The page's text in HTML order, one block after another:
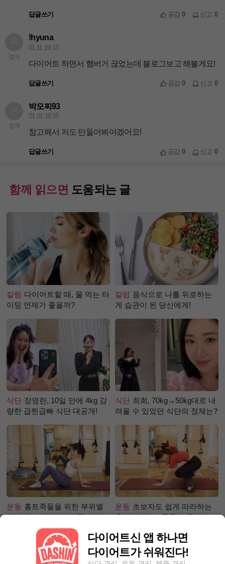
답글쓰기 공감0 신고 0
정석
!hyuna
01.11 19:13
다이어트 하면서 햄버거 끊었는데 블로그보고 해볼게요!
답글쓰기 공감0 신고 0
정석
박모찌93
01.01 19:55
참고해서 저도 만들어봐야겠어요!
답글쓰기 공감0 신고 0
함께 읽으면 도움되는 글
칼럼 다이어트할 때, 물 먹는 타
이밍 언제가 좋을까?
칼럼 음식으로 나를 위로하는
게 습관이 된 당신에게!
식단 장영란, 10일 만에 4kg 감
량한 급찐급빠 식단 대공개!
식단 최희, 70kg→50kg대로 내
려올 수 있었던 식단의 정체는?
운동 홈트족들을 위한 부위별
필라테스 – 허벅지 안쪽 라인
운동 초보자도 쉽게 따라하는
홈 필라테스 - 폼롤러 종아리 알
다이어트신 앱 하나면
다이어트가 쉬워진다!